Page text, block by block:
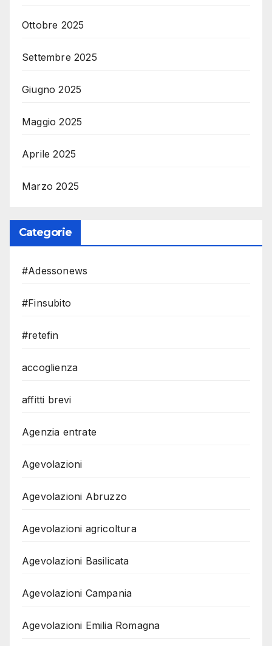
Ottobre 2025
Settembre 2025
Giugno 2025
Maggio 2025
Aprile 2025
Marzo 2025
Categorie
#Adessonews
#Finsubito
#retefin
accoglienza
affitti brevi
Agenzia entrate
Agevolazioni
Agevolazioni Abruzzo
Agevolazioni agricoltura
Agevolazioni Basilicata
Agevolazioni Campania
Agevolazioni Emilia Romagna